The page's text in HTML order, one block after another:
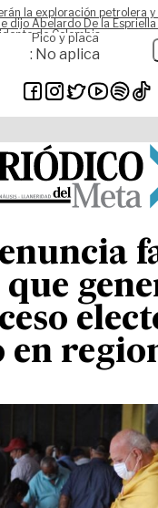
la exploración petrolera
dijo Abelardo De la
de Colombia
Pico y placa
: No aplica
que
en